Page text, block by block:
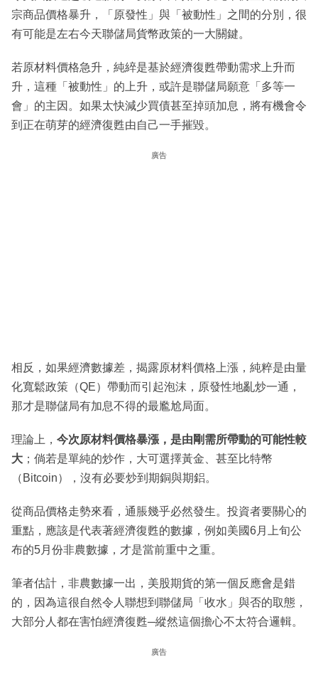
宗商品價格暴升，「原發性」與「被動性」之間的分別，很
有可能是左右今天聯儲局貨幣政策的一大關鍵。
若原材料價格急升，純綷是基於經濟復甦帶動需求上升而
升，這種「被動性」的上升，或許是聯儲局願意「多等一
會」的主因。如果太快減少買債甚至掉頭加息，將有機會令
到正在萌芽的經濟復甦由自己一手摧毀。
廣告
相反，如果經濟數據差，揭露原材料價格上漲，純粹是由量
化寬鬆政策（QE）帶動而引起泡沫，原發性地亂炒一通，
那才是聯儲局有加息不得的最尷尬局面。
理論上， 今次原材料價格暴漲，是由剛需所帶動的可能性較
大 ；倘若是單純的炒作，大可選擇黃金、甚至比特幣
（Bitcoin），沒有必要炒到期銅與期鋁。
從商品價格走勢來看，通脹幾乎必然發生。投資者要關心的
重點，應該是代表著經濟復甦的數據，例如美國6月上旬公
布的5月份非農數據，才是當前重中之重。
筆者估計，非農數據一出，美股期貨的第一個反應會是錯
的，因為這很自然令人聯想到聯儲局「收水」與否的取態，
大部分人都在害怕經濟復甦─縱然這個擔心不太符合邏輯。
廣告